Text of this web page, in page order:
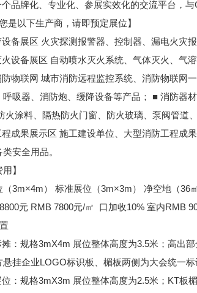
品牌化、专业化、参展实效化的交流平台，
是以下生产商，请即预定展位】
备展区 火灾探测报警器、控制器、漏电火灾
设备展区 自动喷水灭火系统、气体灭火、气
物联网 城市消防远程监控系统、消防物联网
呼吸器、消防炮、缓降设备等产品； ■ 消防器
火涂料、隔热防火门窗、防火玻璃、泵阀管道
成果展示区 施工建设单位、大型消防工程成
类安全用品。
用】
（3m×4m） 标准展位（3m×3m） 净空地（36
元 RMB 7800元/㎡ 口加收10% 室内RMB
：规格3mX4m 展位整体高度为3.5米；高出
悬挂企业LOGO标识板、楣板两侧为大会统一
：规格3mX3m 展位整体高度为2.5米；KT板